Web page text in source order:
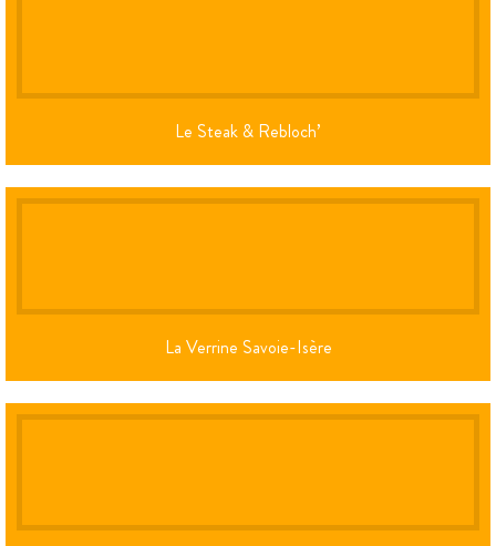
Le Steak & Rebloch’
La Verrine Savoie-Isère